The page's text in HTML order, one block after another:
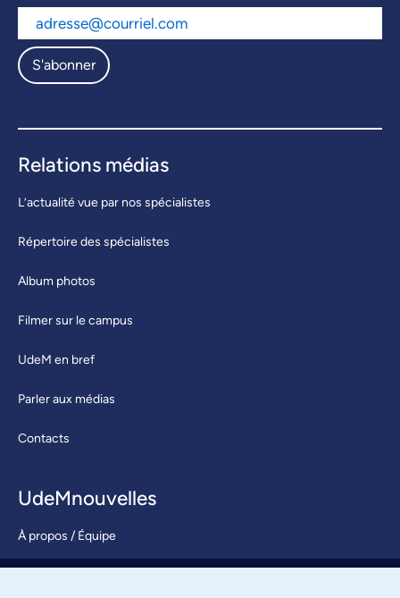
S'abonner
Relations médias
L’actualité vue par nos spécialistes
Répertoire des spécialistes
Album photos
Filmer sur le campus
UdeM en bref
Parler aux médias
Contacts
UdeMnouvelles
À propos / Équipe